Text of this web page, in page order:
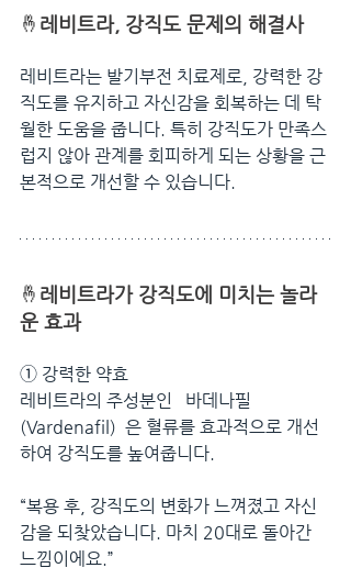
🤞 레비트라, 강직도 문제의 해결사
레비트라는 발기부전 치료제로, 강력한 강
직도를 유지하고 자신감을 회복하는 데 탁
월한 도움을 줍니다. 특히 강직도가 만족스
럽지 않아 관계를 회피하게 되는 상황을 근
본적으로 개선할 수 있습니다.
🤞 레비트라가 강직도에 미치는 놀라
운 효과
➀ 강력한 약효
레비트라의 주성분인   바데나필
(Vardenafil)  은 혈류를 효과적으로 개선
하여 강직도를 높여줍니다.
“복용 후, 강직도의 변화가 느껴졌고 자신
감을 되찾았습니다. 마치 20대로 돌아간
느낌이에요.”